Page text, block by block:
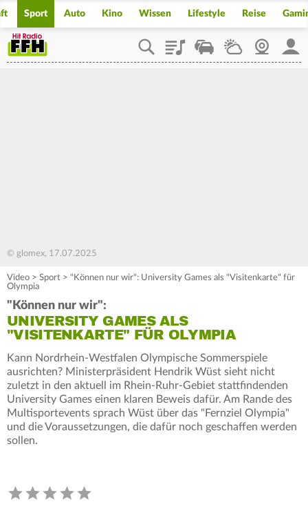
Sport Auto Kino Wissen Lifestyle Reise
PlaylistStaupilotWetterWebcam
© glomex, 17.07.2025
Video > Sport > "Können nur wir": University Games als "Visitenkarte" für
Olympia
"Können nur wir":
UNIVERSITY GAMES ALS
"VISITENKARTE" FÜR OLYMPIA
Kann Nordrhein-Westfalen Olympische Sommerspiele
ausrichten? Ministerpräsident Hendrik Wüst sieht nicht
zuletzt in den aktuell im Rhein-Ruhr-Gebiet stattfindenden
University Games einen klaren Beweis dafür. Am Rande des
Multisportevents sprach Wüst über das "Fernziel Olympia"
und die Voraussetzungen, die dafür noch geschaffen werden
sollen.